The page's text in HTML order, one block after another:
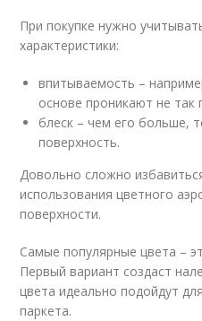
При покупке нужно
характеристики:
впитываемость –
основе проникают не так
блеск – чем его больше,
поверхность.
Довольно сложно
использования цветного
поверхности.
Самые популярные цвета –
Первый вариант создаст
цвета идеально подойдут
паркета.